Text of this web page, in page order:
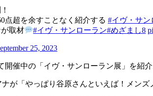
点超を余すことなく紹介する #イヴ・サン
取材 #イヴ・サンローラン#めざまし8
25, 2023
催中の「イヴ・サンローラン展」を紹介
が「やっぱり谷原さんといえば！メンズ